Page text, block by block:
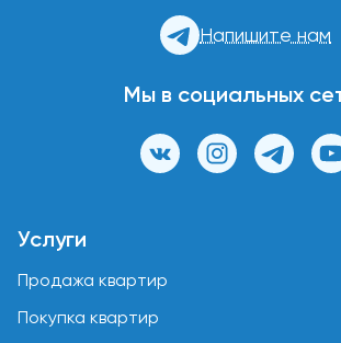
Напишите нам
Мы в социальных
Услуги
Продажа квартир
Покупка квартир